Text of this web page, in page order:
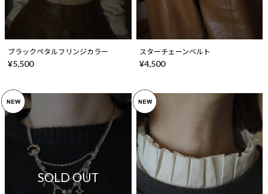
ブラックペタルフリンジカラー
¥5,500
スターチェーンベルト
¥4,500
SOLD OUT